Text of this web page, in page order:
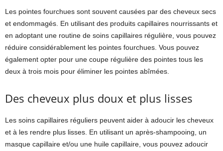
Les pointes fourchues sont souvent causées par des cheveux secs
et endommagés. En utilisant des produits capillaires nourrissants et
en adoptant une routine de soins capillaires régulière, vous pouvez
réduire considérablement les pointes fourchues. Vous pouvez
également opter pour une coupe régulière des pointes tous les
deux à trois mois pour éliminer les pointes abîmées.
Des cheveux plus doux et plus lisses
Les soins capillaires réguliers peuvent aider à adoucir les cheveux
et à les rendre plus lisses. En utilisant un après-shampooing, un
masque capillaire et/ou une huile capillaire, vous pouvez adoucir